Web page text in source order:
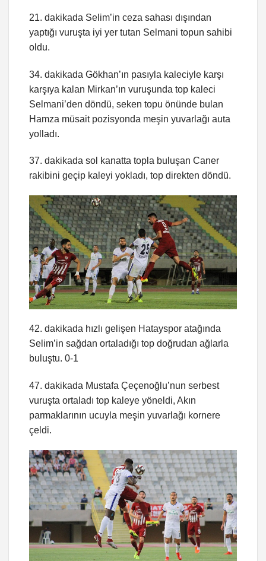
21. dakikada Selim’in ceza sahası dışından
yaptığı vuruşta iyi yer tutan Selmani topun sahibi
oldu.
34. dakikada Gökhan’ın pasıyla kaleciyle karşı
karşıya kalan Mirkan’ın vuruşunda top kaleci
Selmani’den döndü, seken topu önünde bulan
Hamza müsait pozisyonda meşin yuvarlağı auta
yolladı.
37. dakikada sol kanatta topla buluşan Caner
rakibini geçip kaleyi yokladı, top direkten döndü.
42. dakikada hızlı gelişen Hatayspor atağında
Selim’in sağdan ortaladığı top doğrudan ağlarla
buluştu. 0-1
47. dakikada Mustafa Çeçenoğlu’nun serbest
vuruşta ortaladı top kaleye yöneldi, Akın
parmaklarının ucuyla meşin yuvarlağı kornere
çeldi.